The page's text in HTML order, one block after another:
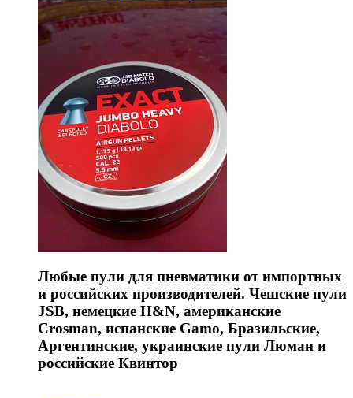
Любые пули для пневматики от импортных
и российских производителей. Чешские пули
JSB, немецкие H&N, американские
Crosman, испанские Gamo, Бразильские,
Аргентинские, украинские пули Люман и
российские Квинтор